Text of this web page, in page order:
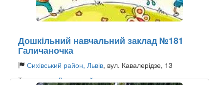
Дошкільний навчальний заклад №181
Галичаночка
Сихівський район, Львів, вул. Кавалерідзе, 13
Тип садика:Державний